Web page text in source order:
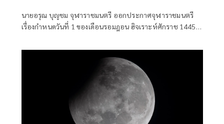
นายอรุณ บุญชม จุฬาราชมนตรี ออกประกาศจุฬาราชมนตรี
เรื่องกำหนดวันที่ 1 ของเดือนรอมฎอน ฮิจเราะห์ศักราช 1445